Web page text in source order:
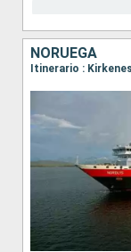
NORUEGA